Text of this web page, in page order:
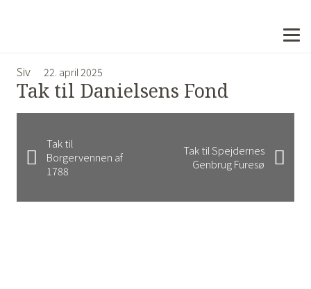
Siv 22. april 2025
Tak til Danielsens Fond
Tak til
Borgervennen af
1788
Tak til Spejdernes
Genbrug Furesø